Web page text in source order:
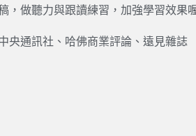
，做聽力與跟讀練習，加強學習效果
央通訊社、哈佛商業評論、遠見雜誌